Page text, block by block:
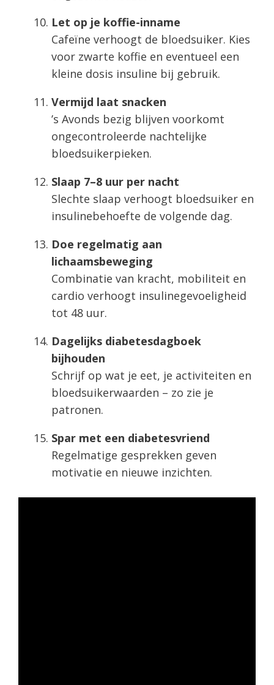
Let op je koffie-inname
Cafeïne verhoogt de bloedsuiker. Kies
voor zwarte koffie en eventueel een
kleine dosis insuline bij gebruik.
Vermijd laat snacken
’s Avonds bezig blijven voorkomt
ongecontroleerde nachtelijke
bloedsuikerpieken.
Slaap 7–8 uur per nacht
Slechte slaap verhoogt bloedsuiker en
insulinebehoefte de volgende dag.
Doe regelmatig aan
lichaamsbeweging
Combinatie van kracht, mobiliteit en
cardio verhoogt insulinegevoeligheid
tot 48 uur.
Dagelijks diabetesdagboek
bijhouden
Schrijf op wat je eet, je activiteiten en
bloedsuikerwaarden – zo zie je
patronen.
Spar met een diabetesvriend
Regelmatige gesprekken geven
motivatie en nieuwe inzichten.